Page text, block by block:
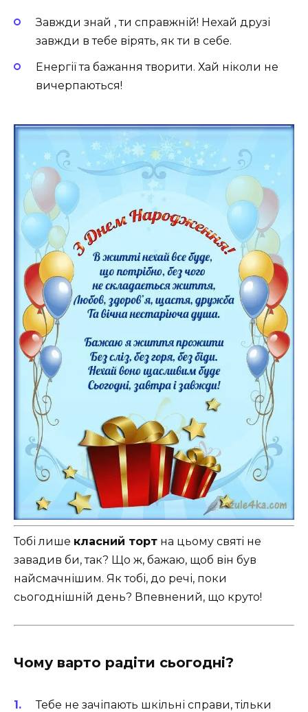
Завжди знай , ти справжній! Нехай друзі
завжди в тебе вірять, як ти в себе.
Енергії та бажання творити. Хай ніколи не
вичерпаються!
Тобі лише класний торт на цьому святі не
завадив би, так? Що ж, бажаю, щоб він був
найсмачнішим. Як тобі, до речі, поки
сьогоднішній день? Впевнений, що круто!
Чому варто радіти сьогодні?
Тебе не зачіпають шкільні справи, тільки